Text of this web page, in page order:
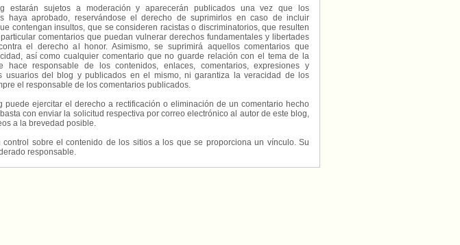
estarán sujetos a moderación y aparecerán publicados una vez que los
haya aprobado, reservándose el derecho de suprimirlos en caso de incluir
contengan insultos, que se consideren racistas o discriminatorios, que resulten
comentarios que puedan vulnerar derechos fundamentales y libertades
el derecho al honor. Asimismo, se suprimirá aquellos comentarios que
así como cualquier comentario que no guarde relación con el tema de la
hace responsable de los contenidos, enlaces, comentarios, expresiones y
usuarios del blog y publicados en el mismo, ni garantiza la veracidad de los
el responsable de los comentarios publicados.
puede ejercitar el derecho a rectificación o eliminación de un comentario hecho
con enviar la solicitud respectiva por correo electrónico al autor de este blog,
a la brevedad posible.
control sobre el contenido de los sitios a los que se proporciona un vínculo. Su
responsable.